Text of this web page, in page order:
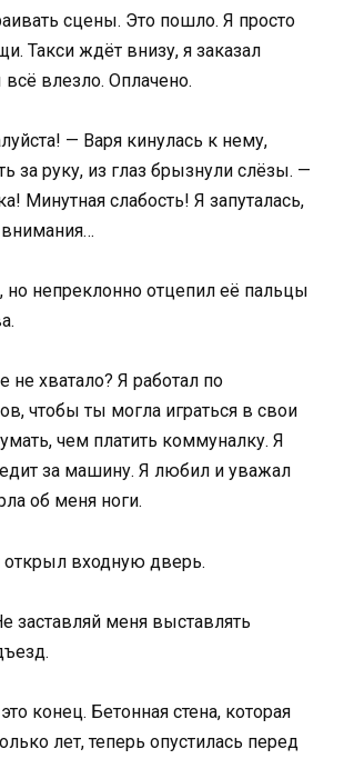
сцены. Это пошло. Я просто
Такси ждёт внизу, я заказал
влезло. Оплачено.
— Варя кинулась к нему,
за руку, из глаз брызнули слёзы. —
Минутная слабость! Я запуталась,
но непреклонно отцепил её пальцы
не хватало? Я работал по
чтобы ты могла играться в свои
чем платить коммуналку. Я
за машину. Я любил и уважал
об меня ноги.
входную дверь.
заставляй меня выставлять
конец. Бетонная стена, которая
лет, теперь опустилась перед